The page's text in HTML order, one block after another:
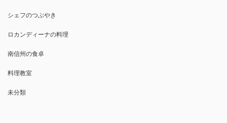
シェフのつぶやき
ロカンディーナの料理
南信州の食卓
料理教室
未分類